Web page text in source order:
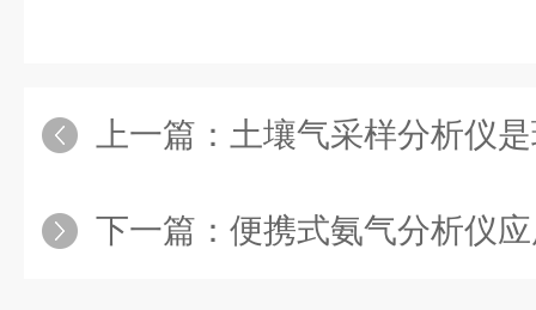
上一篇： 土壤气采样分析仪是环
下一篇： 便携式氨气分析仪